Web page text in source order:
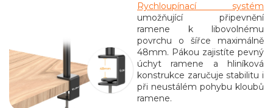
Rychloupínací systém
umožňující připevnění
ramene k libovolnému
povrchu o šířce maximálně
48mm. Pákou zajistíte pevný
úchyt ramene a hliníková
konstrukce zaručuje stabilitu i
při neustálém pohybu kloubů
ramene.